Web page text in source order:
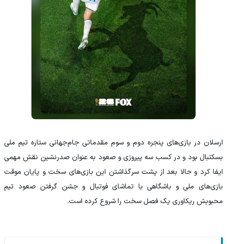
ارسلان در بازی‌های پنجره دوم و سوم مقدماتی جام‌جهانی ستاره تیم ملی
بسکتبال بود و در کسب سه پیروزی و صعود به عنوان صدرنشین نقش مهمی
ایفا کرد و حالا بعد از پشت سرگذاشتن این بازی‌های سخت و پایان موقت
بازی‌های ملی و باشگاهی با تماشای فوتبال و جشن گرفتن صعود تیم
محبوبش ریکاوری یک فصل سخت را شروع کرده است.